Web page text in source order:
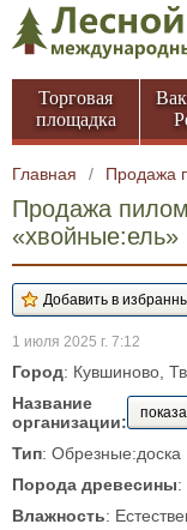
Торговая
площадка
Главная / Продажа
Продажа
1 июля 2025 г. 7:12
Город: Кувшиново,
Название
организации:
Тип: Обрезные:доска
Порода древесины:
Влажность: